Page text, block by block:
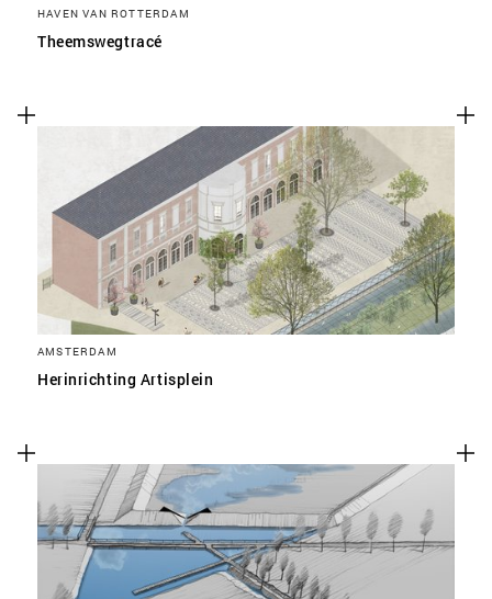
HAVEN VAN ROTTERDAM
Theemswegtracé
AMSTERDAM
Herinrichting Artisplein